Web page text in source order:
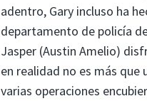
adentro, Gary incluso ha
departamento de policía
Jasper (Austin Amelio)
en realidad no es más que
varias operaciones